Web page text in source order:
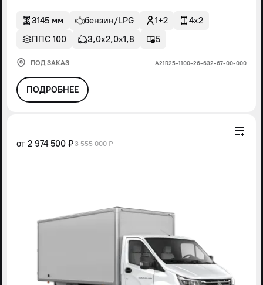
3145 мм бензин/LPG 1+2
4x2
ППС 100
3,0х2,0х1,8 5
ПОД ЗАКАЗ А21R25-1100-26-632-67-00-000
ПОДРОБНЕЕ
от 2 974 500 ₽3 555 000 ₽